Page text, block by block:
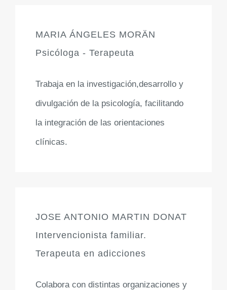
MARIA ÁNGELES MORÄN
Psicóloga - Terapeuta
Trabaja en la investigación,desarrollo y
divulgación de la psicología, facilitando
la integración de las orientaciones
clínicas.
JOSE ANTONIO MARTIN DONAT
Intervencionista familiar.
Terapeuta en adicciones
Colabora con distintas organizaciones y